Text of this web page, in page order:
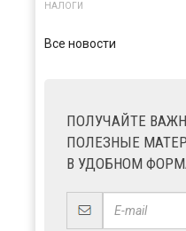
НАЛОГИ
Все новости
ПОЛУЧАЙТЕ
ПОЛЕЗНЫЕ
В УДОБНОМ